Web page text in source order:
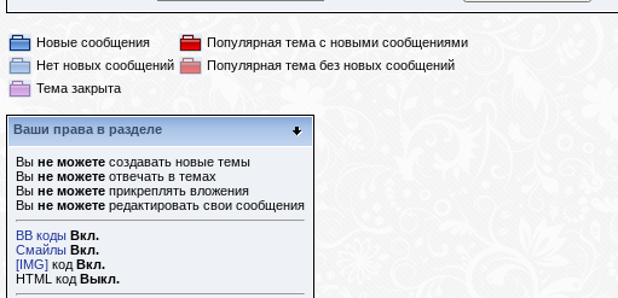
Новые сообщения
Популярная тема с новыми сообщениями
Нет новых сообщений
Популярная тема без новых сообщений
Тема закрыта
Ваши права в разделе
Вы не можете создавать новые темы
Вы не можете отвечать в темах
Вы не можете прикреплять вложения
Вы не можете редактировать свои сообщения
BB коды Вкл.
Смайлы Вкл.
[IMG] код Вкл.
HTML код Выкл.